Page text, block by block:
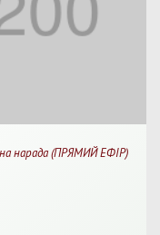
нарада (ПРЯМИЙ ЕФІР)